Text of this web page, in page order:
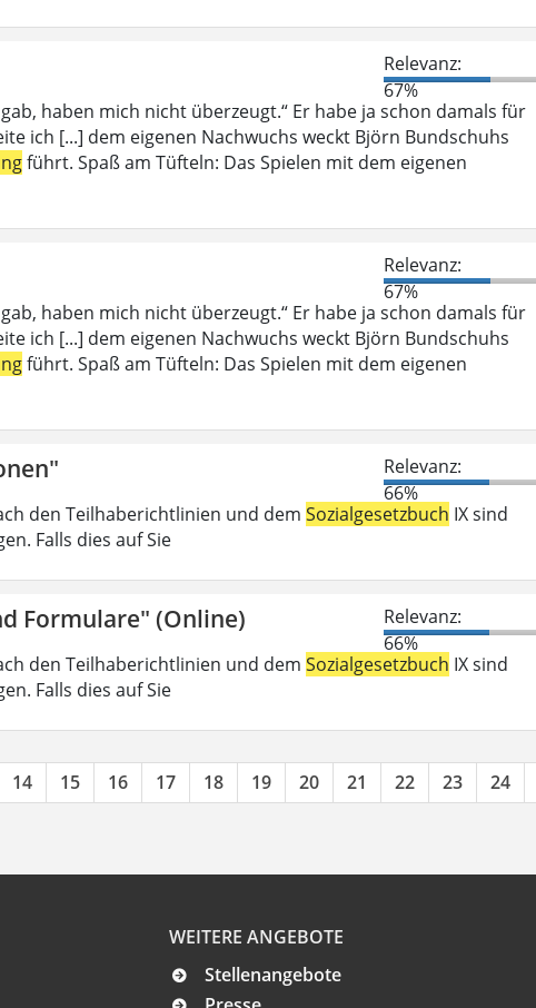
Relevanz:
67%
haben mich nicht überzeugt.“ Er habe ja schon damals für
ich [...] dem eigenen Nachwuchs weckt Björn Bundschuhs
führt. Spaß am Tüfteln: Das Spielen mit dem eigenen
Relevanz:
67%
haben mich nicht überzeugt.“ Er habe ja schon damals für
ich [...] dem eigenen Nachwuchs weckt Björn Bundschuhs
führt. Spaß am Tüfteln: Das Spielen mit dem eigenen
Relevanz:
66%
den Teilhaberichtlinien und dem Sozialgesetzbuch IX sind
Falls dies auf Sie
Formulare" (Online)
Relevanz:
66%
den Teilhaberichtlinien und dem Sozialgesetzbuch IX sind
Falls dies auf Sie
14 15 16 17 18 19 20 21 22 23 24
WEITERE ANGEBOTE
Stellenangebote